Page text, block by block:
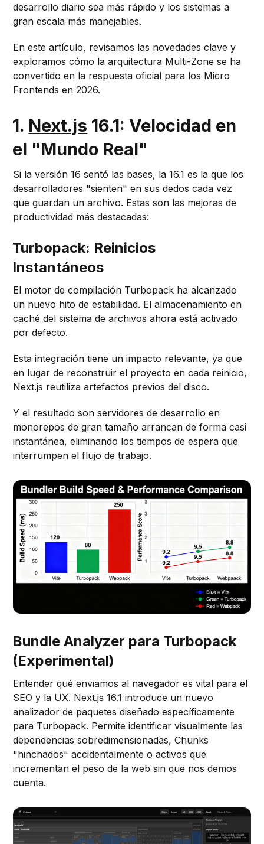
desarrollo diario sea más rápido y los sistemas a
gran escala más manejables.
En este artículo, revisamos las novedades clave y
exploramos cómo la arquitectura Multi-Zone se ha
convertido en la respuesta oficial para los Micro
Frontends en 2026.
1. Next.js 16.1: Velocidad en
el "Mundo Real"
Si la versión 16 sentó las bases, la 16.1 es la que los
desarrolladores "sienten" en sus dedos cada vez
que guardan un archivo. Estas son las mejoras de
productividad más destacadas:
Turbopack: Reinicios
Instantáneos
El motor de compilación Turbopack ha alcanzado
un nuevo hito de estabilidad. El almacenamiento en
caché del sistema de archivos ahora está activado
por defecto.
Esta integración tiene un impacto relevante, ya que
en lugar de reconstruir el proyecto en cada reinicio,
Next.js reutiliza artefactos previos del disco.
Y el resultado son servidores de desarrollo en
monorepos de gran tamaño arrancan de forma casi
instantánea, eliminando los tiempos de espera que
interrumpen el flujo de trabajo.
Bundle Analyzer para Turbopack
(Experimental)
Entender qué enviamos al navegador es vital para el
SEO y la UX. Next.js 16.1 introduce un nuevo
analizador de paquetes diseñado específicamente
para Turbopack. Permite identificar visualmente las
dependencias sobredimensionadas, Chunks
"hinchados" accidentalmente o activos que
incrementan el peso de la web sin que nos demos
cuenta.